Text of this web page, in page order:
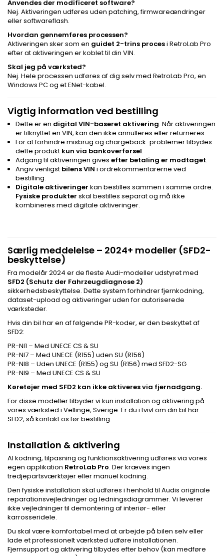
Anvendes der modificeret software?
Nej. Aktiveringen udføres uden patching, firmwareændringer
eller softwareflash.
Hvordan gennemføres processen?
Aktiveringen sker som en guidet 2-trins procesi RetroLab Pro
efter at aktiveringen er koblet til din VIN.
Skal jeg på værksted?
Nej. Hele processen udføres af dig selv med RetroLab Pro, en
Windows PC og et ENet-kabel.
Vigtig information ved bestilling
Dette er en digital VIN-baseret aktivering. Når aktiveringen
er tilknyttet en VIN, kan den ikke annulleres eller returneres.
For at forhindre misbrug og chargeback-problemer tilbydes
dette produkt kun via bankoverførsel.
Adgang til aktiveringen gives efter betaling er modtaget.
Angiv venligst bilens VIN i ordrekommentarerne ved
bestilling.
Digitale aktiveringer kan bestilles sammen i samme ordre.
Fysiske produkter skal bestilles separat og må ikke
kombineres med digitale aktiveringer.
Særlig meddelelse – 2024+ modeller (SFD2-
beskyttelse)
Fra modelår 2024 er de fleste Audi-modeller udstyret med
SFD2 (Schutz der Fahrzeugdiagnose 2)
sikkerhedsbeskyttelse. Dette system forhindrer fjernkodning,
dataset-upload og aktiveringer uden for autoriserede
værksteder.
Hvis din bil har en af følgende PR-koder, er den beskyttet af
SFD2:
PR-NI1 – Med UNECE CS & SU
PR-NI7 – Med UNECE (R155) uden SU (R156)
PR-NI8 – Uden UNECE (R155) og SU (R156) med SFD2-SG
PR-NI9 – Med UNECE CS & SU
Køretøjer med SFD2 kan ikke aktiveres via fjernadgang.
For disse modeller tilbyder vi kun installation og aktivering på
vores værksted i Vellinge, Sverige. Er du i tvivl om din bil har
SFD2, så kontakt os før bestilling.
Installation & aktivering
Al kodning, tilpasning og funktionsaktivering udføres via vores
egen applikation RetroLab Pro. Der kræves ingen
tredjepartsværktøjer eller manuel kodning.
Den fysiske installation skal udføres i henhold til Audis originale
reparationsvejledninger og ledningsdiagrammer. Vi leverer
ikke vejledninger til demontering af interiør- eller
karrosseridele.
Du skal være komfortabel med at arbejde på bilen selv eller
lade et professionelt værksted udføre installationen.
Fjernsupport og aktivering tilbydes efter behov (kan medføre